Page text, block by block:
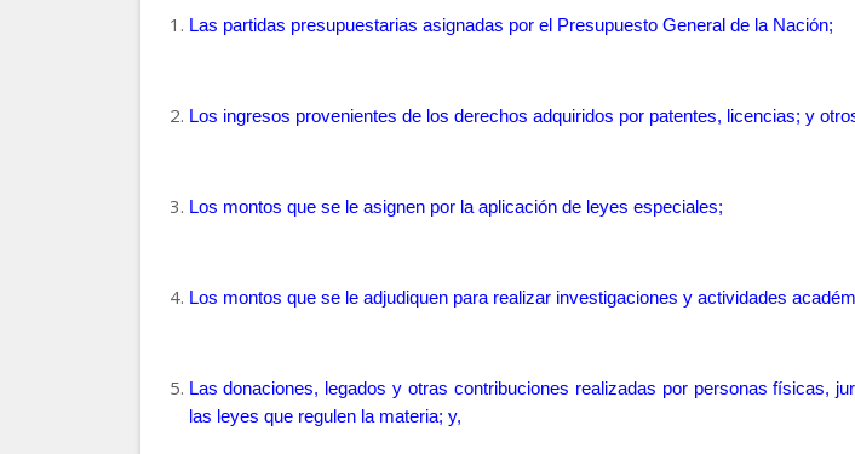
Las partidas presupuestarias asignadas por el Presupuesto General de la Nación;
Los ingresos provenientes de los derechos adquiridos por patentes, licencias; y
Los montos que se le asignen por la aplicación de leyes especiales;
Los montos que se le adjudiquen para realizar investigaciones y actividades
Las donaciones, legados y otras contribuciones realizadas por personasfísicas,
las leyes que regulen la materia; y,